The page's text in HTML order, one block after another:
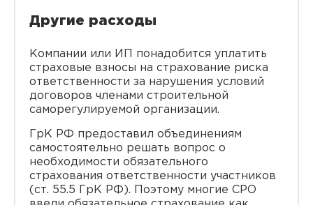
Другие расходы
Компании или ИП понадобится уплатить
страховые взносы на страхование риска
ответственности за нарушения условий
договоров членами строительной
саморегулируемой организации.
ГрК РФ предоставил объединениям
самостоятельно решать вопрос о
необходимости обязательного
страхования ответственности участников
(ст. 55.5 ГрК РФ). Поэтому многие СРО